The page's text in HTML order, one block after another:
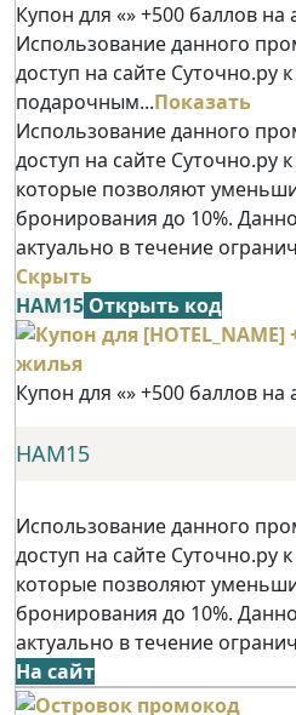
Купон для «» +500 баллов на
Использование данного
доступ на сайте Суточно.ру к
подарочным...Показать
Использование данного
доступ на сайте Суточно.ру
которые позволяют
бронирования до 10%.
актуально в течение
Скрыть
НАМ15 Открыть код
Купон для «» +500 баллов на
НАМ15
Использование данного
доступ на сайте Суточно.ру
которые позволяют
бронирования до 10%.
актуально в течение
На сайт